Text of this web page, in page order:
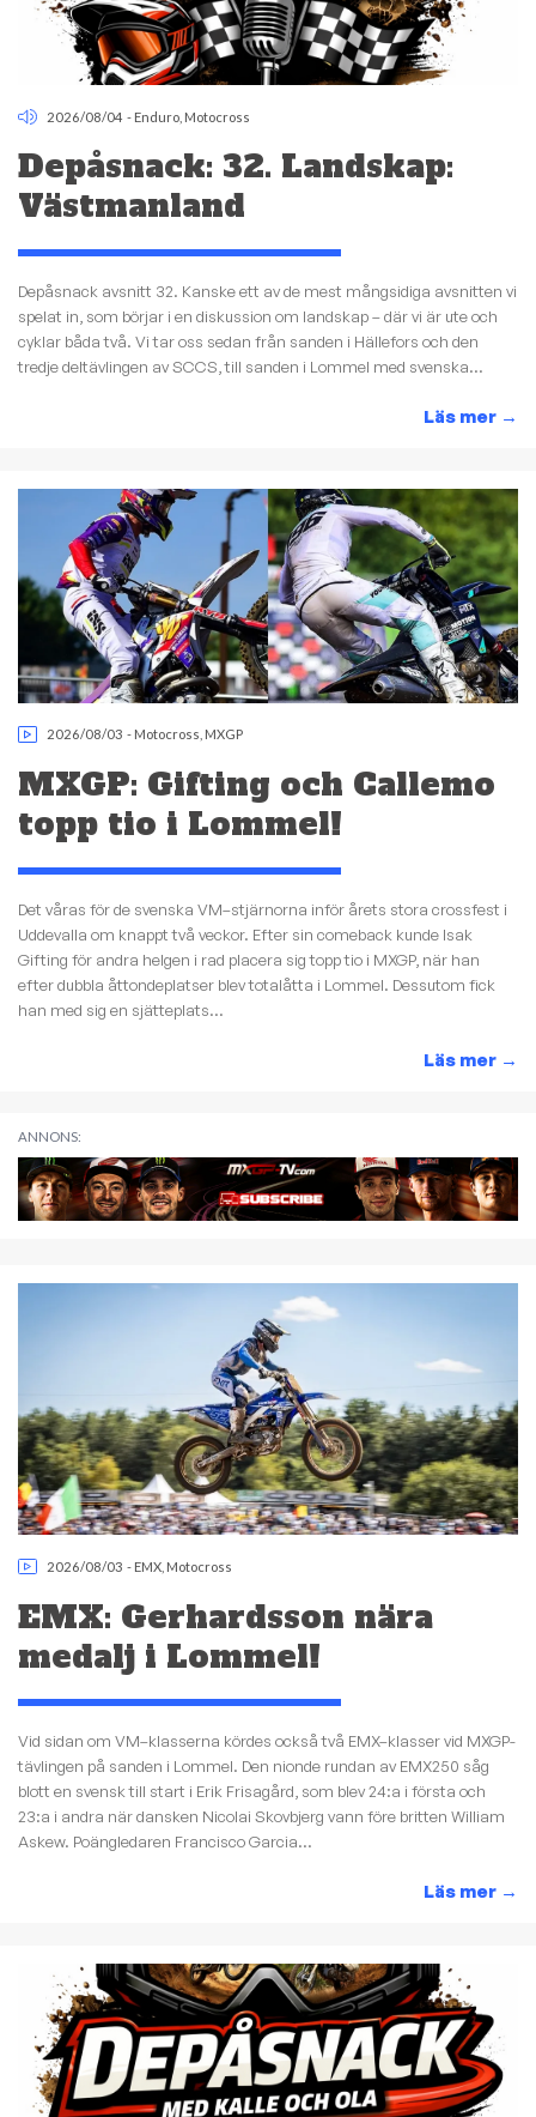
2026/08/04 - Enduro Motocross
Depåsnack: 32. Landskap:
Västmanland
Depåsnack avsnitt 32. Kanske ett av de mest mångsidiga avsnitten vi
spelat in, som börjar i en diskussion om landskap – där vi är ute och
cyklar båda två. Vi tar oss sedan från sanden i Hällefors och den
tredje deltävlingen av SCCS, till sanden i Lommel med svenska...
Läs mer →
2026/08/03 - Motocross MXGP
MXGP: Gifting och Callemo
topp tio i Lommel!
Det våras för de svenska VM–stjärnorna inför årets stora crossfest i
Uddevalla om knappt två veckor. Efter sin comeback kunde Isak
Gifting för andra helgen i rad placera sig topp tio i MXGP, när han
efter dubbla åttondeplatser blev totalåtta i Lommel. Dessutom fick
han med sig en sjätteplats...
Läs mer →
ANNONS:
2026/08/03 - EMX Motocross
EMX: Gerhardsson nära
medalj i Lommel!
Vid sidan om VM–klasserna kördes också två EMX–klasser vid MXGP-
tävlingen på sanden i Lommel. Den nionde rundan av EMX250 såg
blott en svensk till start i Erik Frisagård, som blev 24:a i första och
23:a i andra när dansken Nicolai Skovbjerg vann före britten William
Askew. Poängledaren Francisco Garcia...
Läs mer →